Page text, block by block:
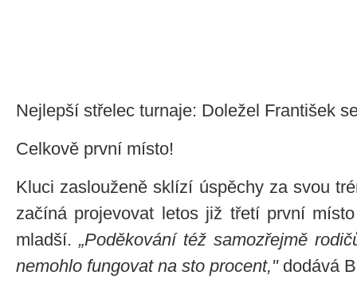
Nejlepší střelec turnaje: Doležel František
Celkově první místo!
Kluci zaslouženě sklízí úspěchy za svou
začíná projevovat letos již třetí první
mladší. „Poděkování též samozřejmě
nemohlo fungovat na sto procent,"dodává